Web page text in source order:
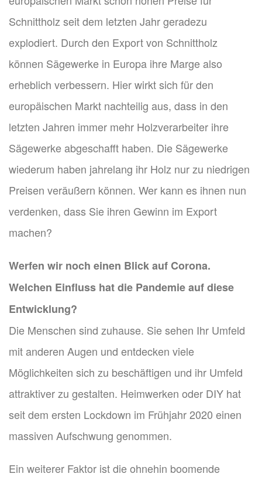
Schnittholz seit dem letzten Jahr geradezu
explodiert. Durch den Export von Schnittholz
können Sägewerke in Europa ihre Marge also
erheblich verbessern. Hier wirkt sich für den
europäischen Markt nachteilig aus, dass in den
letzten Jahren immer mehr Holzverarbeiter ihre
Sägewerke abgeschafft haben. Die Sägewerke
wiederum haben jahrelang ihr Holz nur zu niedrigen
Preisen veräußern können. Wer kann es ihnen nun
verdenken, dass Sie ihren Gewinn im Export
machen?
Werfen wir noch einen Blick auf Corona.
Welchen Einfluss hat die Pandemie auf diese
Entwicklung?
Die Menschen sind zuhause. Sie sehen Ihr Umfeld
mit anderen Augen und entdecken viele
Möglichkeiten sich zu beschäftigen und ihr Umfeld
attraktiver zu gestalten. Heimwerken oder DIY hat
seit dem ersten Lockdown im Frühjahr 2020 einen
massiven Aufschwung genommen.
Ein weiterer Faktor ist die ohnehin boomende